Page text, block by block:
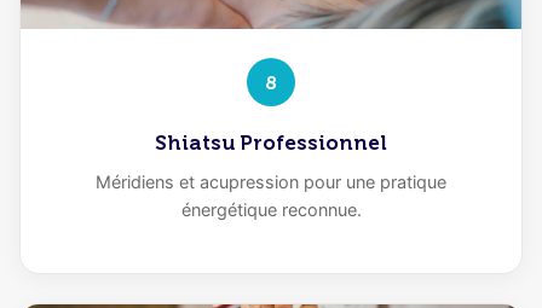
8
Shiatsu Professionnel
Méridiens et acupression pour une pratique
énergétique reconnue.